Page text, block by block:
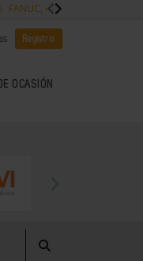
FANUC, colaboración con
Registro
OCASIÓN